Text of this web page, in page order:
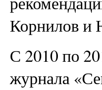
Корнилов и
С 2010 по
журнала